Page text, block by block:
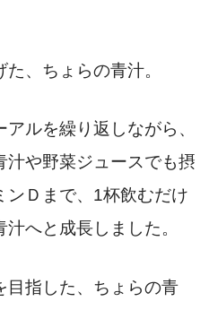
、ちょらの青汁。
ルを繰り返しながら、
汁や野菜ジュースでも摂
ンＤまで、1杯飲むだけ
へと成長しました。
目指した、ちょらの青